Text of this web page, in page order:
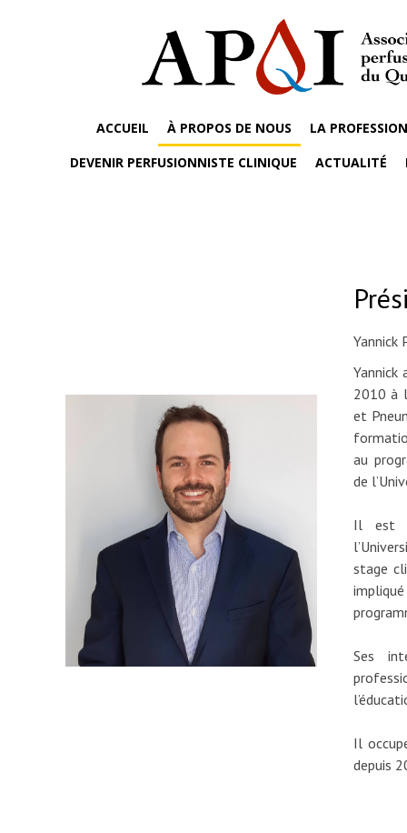
ACCUEIL À PROPOS DE NOUS
LA
DEVENIR PERFUSIONNISTE CLINIQUE
ACTUALITÉ
Yannick
2010 à
et
au
de
Il est
stage
Ses
Il
depuis